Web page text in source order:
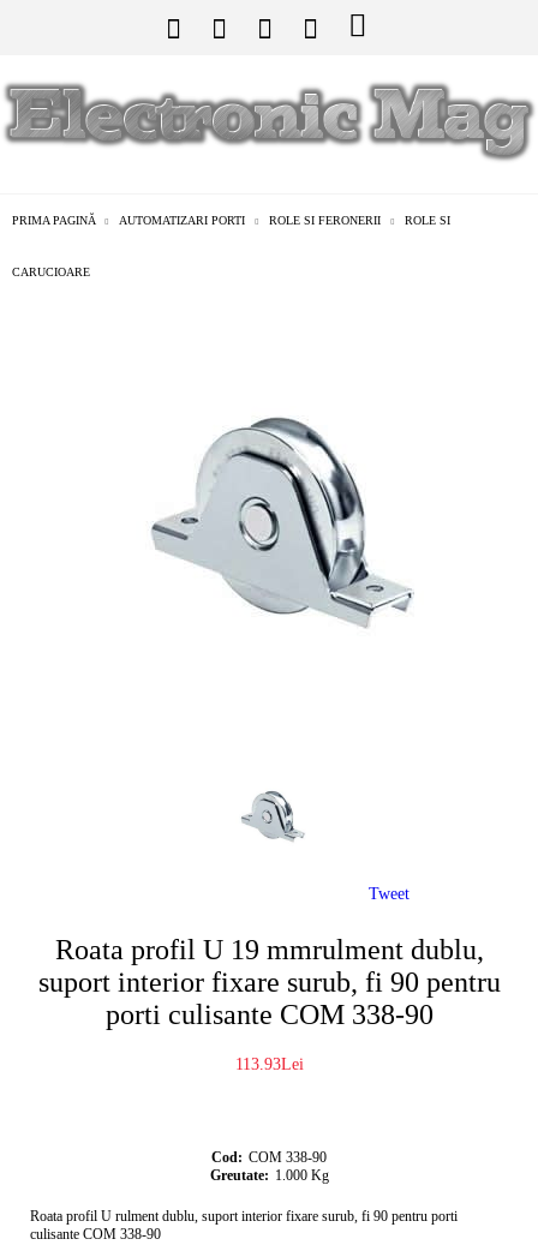
PRIMA PAGINĂ AUTOMATIZARI PORTI ROLE SI FERONERII ROLE SI
CARUCIOARE
Roata profil U 19 mmrulment dublu,
suport interior fixare surub, fi 90 pentru
porti culisante COM 338-90
113.93Lei
Cod: COM 338-90
Greutate: 1.000 Kg
Roata profil U rulment dublu, suport interior fixare surub, fi 90 pentru porti
culisante COM 338-90
Tweet